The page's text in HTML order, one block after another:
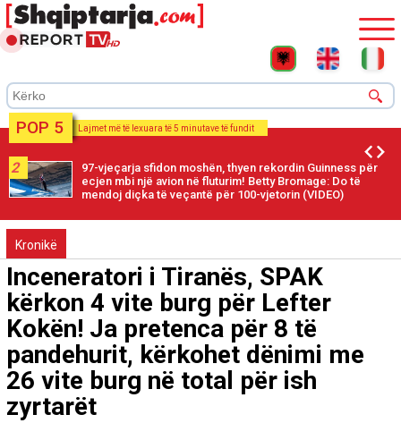
POP 5 Lajmet më të lexuara të 5 minutave të fundit
2
97-vjeçarja sfidon moshën, thyen rekordin Guinness për
ecjen mbi një avion në fluturim! Betty Bromage: Do të
mendoj diçka të veçantë për 100-vjetorin (VIDEO)
Kronikë
Inceneratori i Tiranës, SPAK
kërkon 4 vite burg për Lefter
Kokën! Ja pretenca për 8 të
pandehurit, kërkohet dënimi me
26 vite burg në total për ish
zyrtarët